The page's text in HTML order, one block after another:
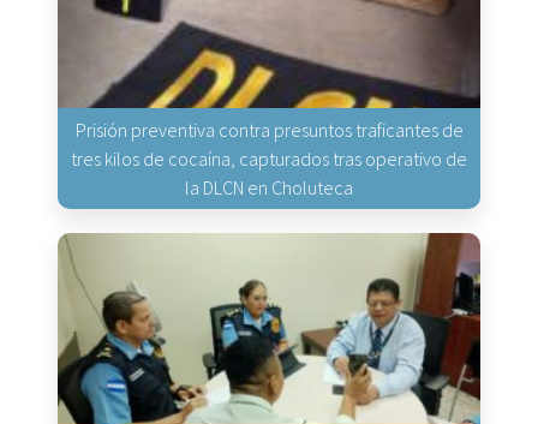
Prisión preventiva contra presuntos traficantes de
tres kilos de cocaína, capturados tras operativo de
la DLCN en Choluteca